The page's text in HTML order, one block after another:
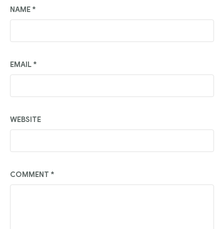
COMMENT *
NAME *
EMAIL *
WEBSITE